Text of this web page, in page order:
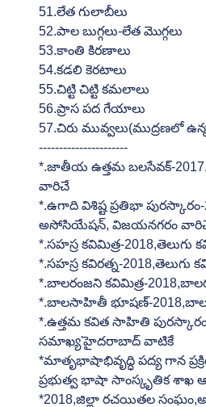
51.లేత గులాబీలు
52.పాల బుగ్గలు-లేత మొగ్గలు
53.కాంతి కిరణాలు
54.కడలి కెరటాలు
55.చిట్టి చిట్టి కమలాలు
56.ప్రాస పద గేయాలు
57.చిరు మువ్వలు(ముద్రణలో
----------------------
*.జాతీయ ఉత్తమ బలసేవక్-
వారిచే
*.ఉగాది విశిష్ట ప్రతిభా
అసోసియేషన్, విజయనగరం
*.సహస్ర కవిమిత్ర-
*.సహస్ర కవిరత్న-
*.బాలరంజని కవిమిత్ర-
*.బాలసాహితీ భూషణ్-
*.ఉత్తమ కవిత సాహితి
సమాఖ్య'హైదరాబాద్ వాటికే
*మాతృభాషాభివృద్ధి పద్య గాన
ప్రభుత్వ భాషా సాంస్కృతిక శాఖ
*2018,జిల్లా రచయితల